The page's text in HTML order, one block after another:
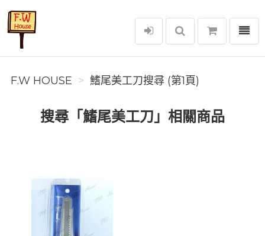
F.W House
選單
F.W HOUSE 鰭尾美工刀搜尋 (第1頁)
搜尋「鰭尾美工刀」相關商品